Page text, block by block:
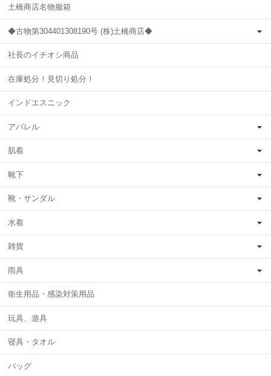
土橋商店名物服箱
◆古物第304401308190号 (株)土橋商店◆
社長のイチオシ商品
在庫処分！見切り処分！
インドエスニック
アパレル
肌着
靴下
靴・サンダル
水着
雑貨
雨具
衛生用品・感染対策用品
玩具、遊具
寝具・タオル
バッグ